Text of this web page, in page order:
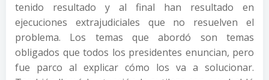
tenido resultado y al final han resultado en
ejecuciones extrajudiciales que no resuelven el
problema. Los temas que abordó son temas
obligados que todos los presidentes enuncian, pero
fue parco al explicar cómo los va a solucionar.